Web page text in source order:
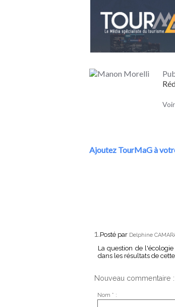
Ajoutez TourMaG à
1.Posté par Delphine
La question de
dans les résultats de
Nouveau commentaire :
Nom * :